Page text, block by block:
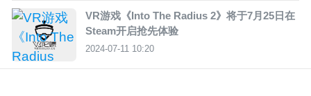
VR游戏《Into The Radius 2》将于7月25日在
Steam开启抢先体验
2024-07-11 10:20